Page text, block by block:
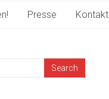
Presse Kontakt